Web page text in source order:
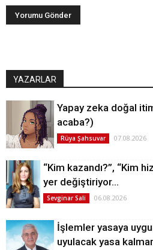
YAZARLAR
Yapay zeka doğal
acaba?)
Rüya Şahsuvar 07.08.2026
“Kim kazandı?”, “Kim
yer değiştiriyor…
Sevginar Sali 06.08.2026
İşlemler yasaya
uyulacak yasa